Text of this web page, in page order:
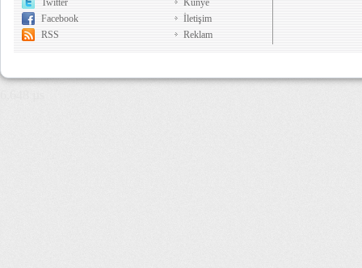
Twitter
Facebook
RSS
Künye
İletişim
Reklam